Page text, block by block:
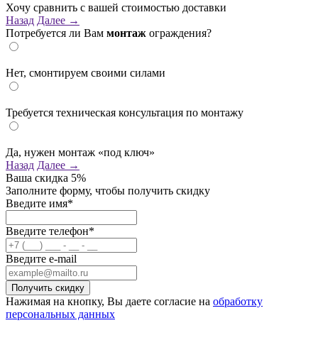
Хочу сравнить с вашей стоимостью доставки
Назад Далее →
Потребуется ли Вам монтаж ограждения?
Нет, смонтируем своими силами
Требуется техническая консультация по монтажу
Да, нужен монтаж «под ключ»
Назад Далее →
Ваша скидка 5%
Заполните форму, чтобы получить скидку
Введите имя*
Введите телефон*
Введите e-mail
Нажимая на кнопку, Вы даете согласие на обработку
персональных данных